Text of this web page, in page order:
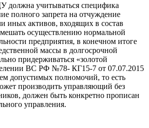
должна учитываться специфика
полного запрета на отчуждение
иных активов, входящих в состав
осуществлению нормальной
предприятия, в конечном итоге
массы в долгосрочной
придерживаться «золотой
ВС РФ №78- КГ15-7 от 07.07.2015
допустимых полномочий, то есть
производить управляющий без
должен быть конкретно прописан
управления.